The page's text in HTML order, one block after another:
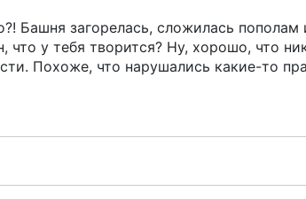
Башня загорелась, сложилась
что у тебя творится? Ну, хорошо, что
Похоже, что нарушались какие-то